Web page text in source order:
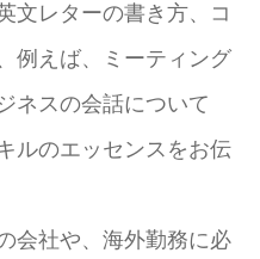
文レターの書き方、コ
例えば、ミーティング
ネスの会話について
ルのエッセンスをお伝
会社や、海外勤務に必